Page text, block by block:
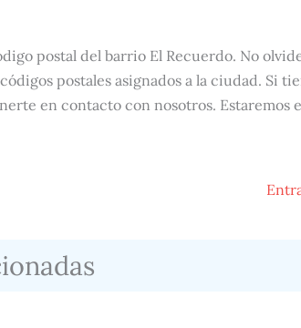
postal del barrio El Recuerdo. No
postales asignados a la ciudad. Si
en contacto con nosotros. Estaremos